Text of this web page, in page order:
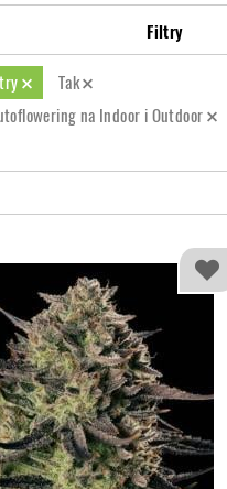
Filtry
Tak
na Indoor i Outdoor